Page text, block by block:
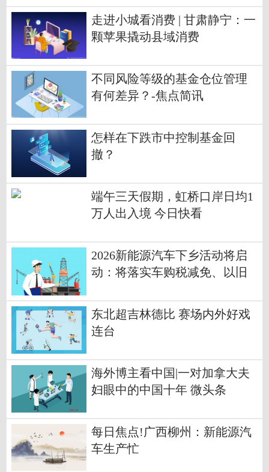
走进小城看消费 | 甘肃静宁：一
颗苹果撬动县域消费
不同风险等级的基金仓位管理
有何差异？-焦点简讯
怎样在下跌市中控制基金回
撤？
端午三天假期，虹桥口岸日均1
万人出入境 今日快看
2026新能源汽车下乡活动将启
动：将落实车购税减免、以旧
东北超吉林德比 赛场内外好戏
连台
海外博主看中国|一对加拿大夫
妇眼中的中国十年 微头条
每日焦点!广西柳州：新能源汽
车生产忙